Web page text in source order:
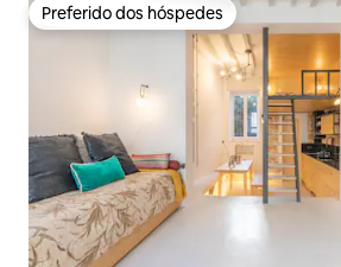
Preferido dos hóspedes
Preferido dos hóspedes